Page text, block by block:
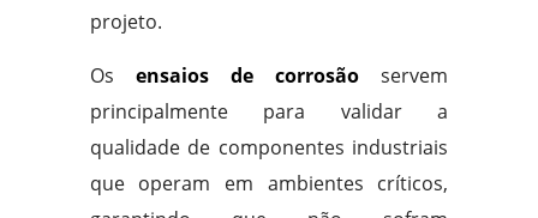
projeto.
Os ensaios de corrosão servem
principalmente para validar a
qualidade de componentes industriais
que operam em ambientes críticos,